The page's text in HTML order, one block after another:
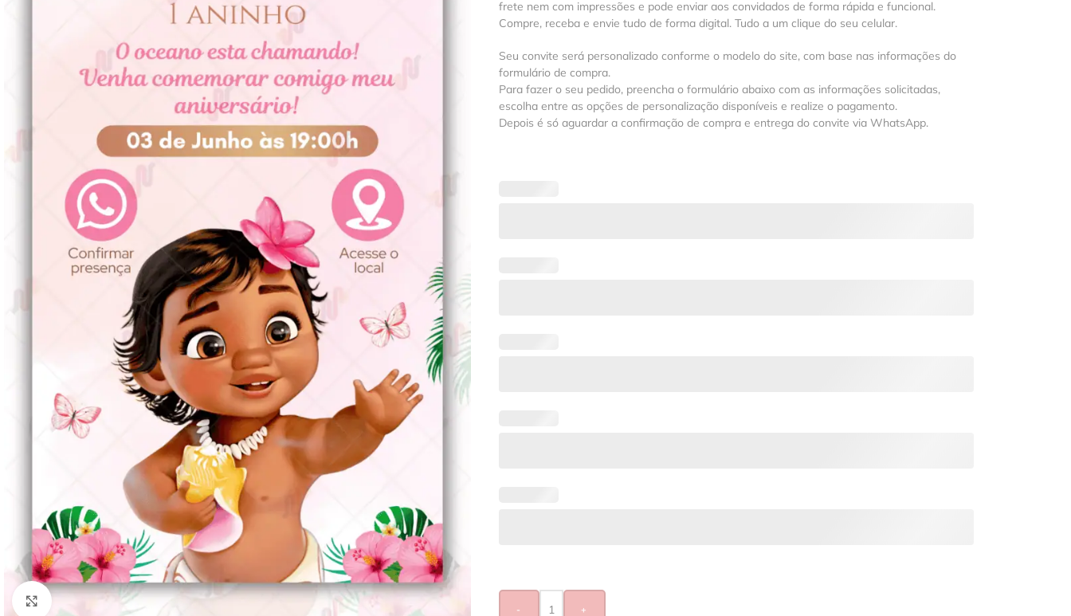
Clique para ampliar
frete nem com impressões e pode enviar aos convidados de forma rápida e funcional.
Compre, receba e envie tudo de forma digital. Tudo a um clique do seu celular.
Seu convite será personalizado conforme o modelo do site, com base nas informações do
formulário de compra.
Para fazer o seu pedido, preencha o formulário abaixo com as informações solicitadas,
escolha entre as opções de personalização disponíveis e realize o pagamento.
Depois é só aguardar a confirmação de compra e entrega do convite via WhatsApp.
- +